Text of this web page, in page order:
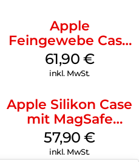
Apple
Feingewebe Case
iPhone 15 Pro
MagSafe Schwarz
61,90 €
inkl. MwSt.
Apple Silikon Case
mit MagSafe
iPhone 14 Pro
(PRODUCT)RED
57,90€
inkl. MwSt.